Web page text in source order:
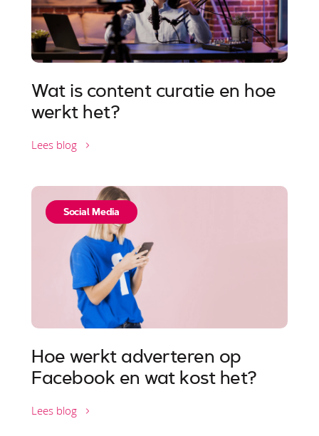
Wat is content curatie en hoe
werkt het?
Lees blog
Hoe werkt adverteren op
Facebook en wat kost het?
Social Media
Lees blog